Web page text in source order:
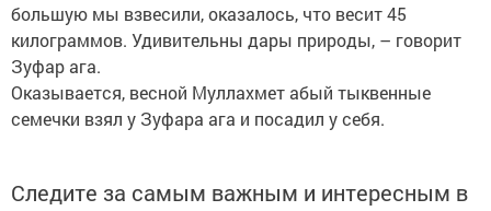
большую мы взвесили, оказалось, что весит 45
килограммов. Удивительны дары природы, – говорит
Зуфар ага.
Оказывается, весной Муллахмет абый тыквенные
семечки взял у Зуфара ага и посадил у себя.
Следите за самым важным и интересным в